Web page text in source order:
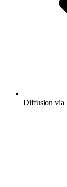
Diffusion via